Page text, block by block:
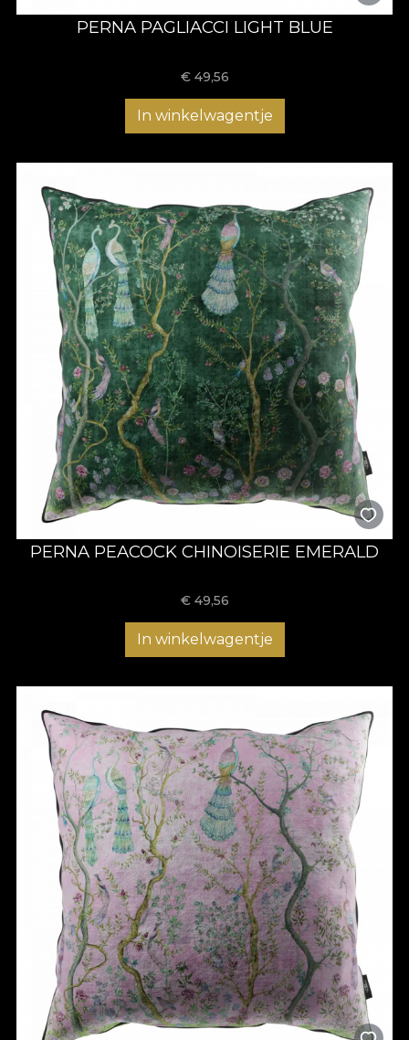
PERNA PAGLIACCI LIGHT BLUE
€ 49,56
In winkelwagentje
PERNA PEACOCK CHINOISERIE EMERALD
€ 49,56
In winkelwagentje